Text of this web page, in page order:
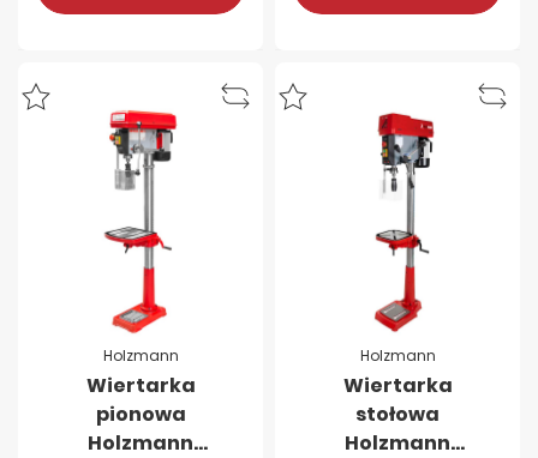
Holzmann
Wiertarka
pionowa
Holzmann
Holzmann
Wiertarka
stołowa
Holzmann